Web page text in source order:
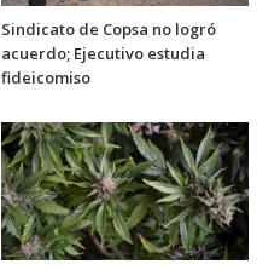
Sindicato de Copsa no logró
acuerdo; Ejecutivo estudia
fideicomiso